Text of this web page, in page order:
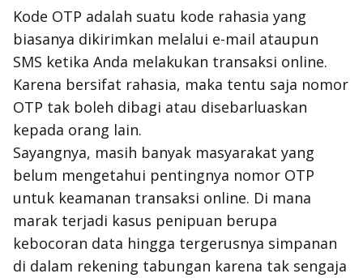
Kode OTP adalah suatu kode rahasia yang
biasanya dikirimkan melalui e-mail ataupun
SMS ketika Anda melakukan transaksi online.
Karena bersifat rahasia, maka tentu saja nomor
OTP tak boleh dibagi atau disebarluaskan
kepada orang lain.
Sayangnya, masih banyak masyarakat yang
belum mengetahui pentingnya nomor OTP
untuk keamanan transaksi online. Di mana
marak terjadi kasus penipuan berupa
kebocoran data hingga tergerusnya simpanan
di dalam rekening tabungan karena tak sengaja